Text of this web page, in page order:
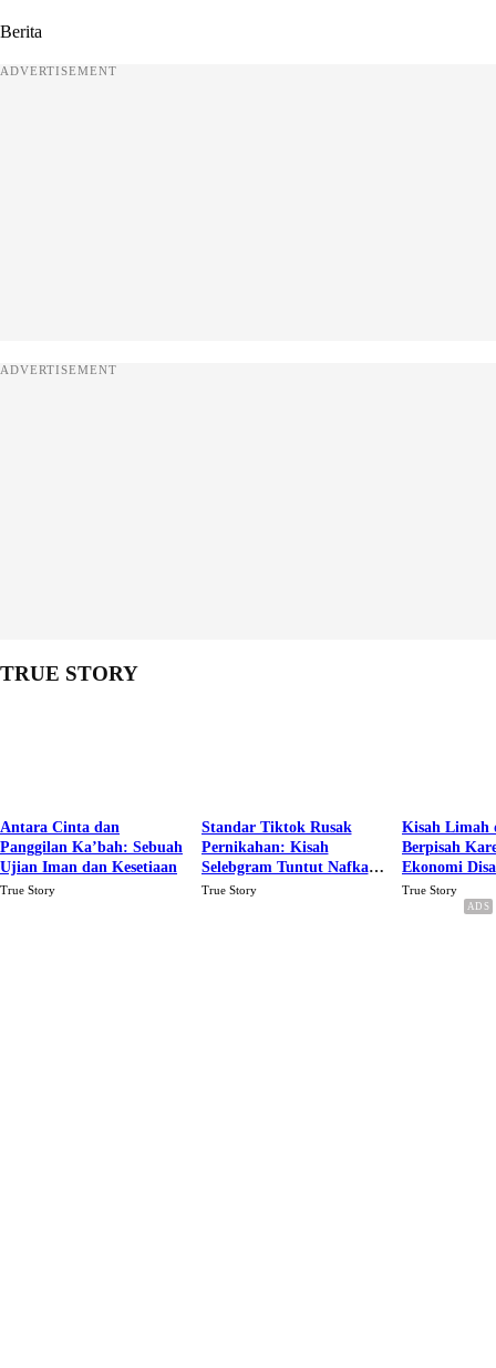
Berita
ADVERTISEMENT
ADVERTISEMENT
TRUE STORY
Antara Cinta dan
Panggilan Ka’bah: Sebuah
Ujian Iman dan Kesetiaan
True Story
Standar Tiktok Rusak
Pernikahan: Kisah
Selebgram Tuntut Nafkah
Rp.15 Juta Perbulan
True Story
Kisah Limah
Berpisah
Ekonomi
Karena Cinta
True Story